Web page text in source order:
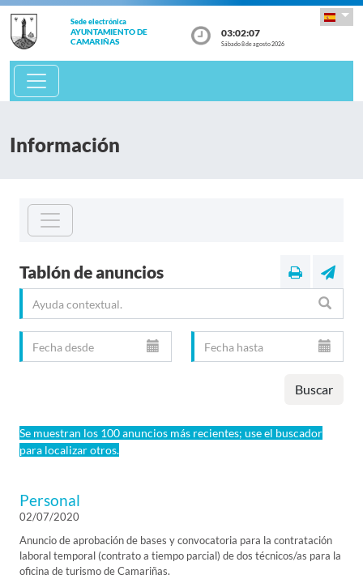
Sede electrónica
AYUNTAMIENTO DE
CAMARIÑAS
03:02:08
Sábado 8 de agosto 2026
Información
Tablón de anuncios
Buscar
Se muestran los 100 anuncios más recientes; use el buscador
para localizar otros.
Personal
02/07/2020
Anuncio de aprobación de bases y convocatoria para la contratación
laboral temporal (contrato a tiempo parcial) de dos técnicos/as para la
oficina de turismo de Camariñas.